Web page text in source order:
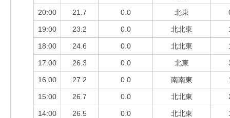
20:00 21.7 0.0 北東
19:00 23.2 0.0 北北東
18:00 24.6 0.0 北北東
17:00 26.3 0.0 北東
16:00 27.2 0.0 南南東
15:00 26.7 0.0 北北東
14:00 26.5 0.0 北北東